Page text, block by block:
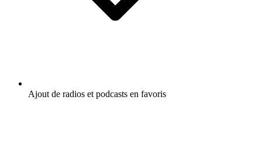
Ajout de radios et podcasts en favoris